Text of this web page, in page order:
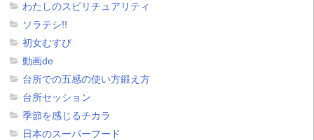
わたしのスピリチュアリティ
ソラテシ!!
初女むすび
動画de
台所での五感の使い方鍛え方
台所セッション
季節を感じるチカラ
日本のスーパーフード